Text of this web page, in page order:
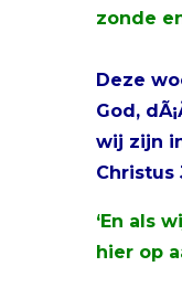
zonde
Deze
God,
wij zijn
‘En als
hier op